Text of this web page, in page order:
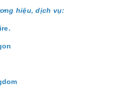
hiệu, dịch vụ: